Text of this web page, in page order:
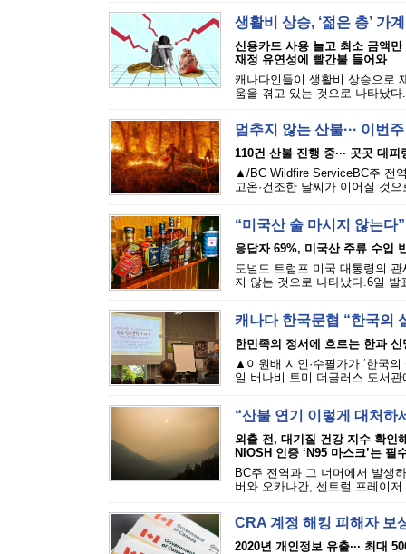
생활비 상승, ‘젊은 층’ 가
신용카드 사용 늘고 최소 금액만
재정 유연성에 빨간불 들어와
캐나다인들이 생활비 상승으로
움을 겪고 있는 것으로 나타났
멈추지 않는 산불··· 이번
110건 산불 진행 중··· 곳곳 대피
▲/BC Wildfire ServiceBC주 전
고온·건조한 날씨가 이어질 것
“미국산 술 마시지 않는다
응답자 69%, 미국산 주류 수입
도널드 트럼프 미국 대통령의
지 않는 것으로 나타났다.6일
캐나다 한국문협 “한국의
한민족의 정서에 흐르는 한과 신
▲이원배 시인·수필가가 ‘한국
일 버나비 토미 더글러스 도서관
“산불 연기 이렇게 대처하
외출 전, 대기질 건강 지수 확인
NIOSH 인증 ‘N95 마스크’는 필
BC주 전역과 그 너머에서 발생
버와 오카나간, 센트럴 프레이
CRA 계정 해킹 피해자 보
2020년 개인정보 유출··· 최대